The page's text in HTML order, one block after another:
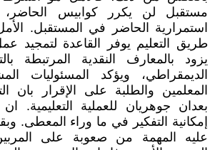
مستقبل لن يكرر كوابيس الحاضر،
استمرارية الحاضر في المستقبل.
طريق التعليم يوفر القاعدة لتمجيد
يزود بالمعارف النقدية المرتبطة
الديمقراطي، ويؤكد المسئوليات
المعلمين والطلبة على الإقرار بان
بعدان جوهريان للعملية التعليمية. ان
إمكانية التفكير في ما وراء المعطى.
عليه المهمة من صعوبة على